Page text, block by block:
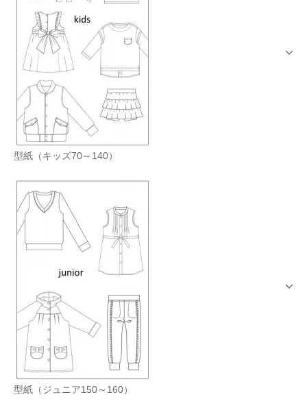
型紙（キッズ70～140）
型紙（ジュニア150～160）